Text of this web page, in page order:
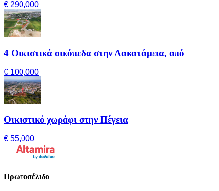
€ 290,000
4 Οικιστικά οικόπεδα στην Λακατάμεια, από
€ 100,000
Οικιστικό χωράφι στην Πέγεια
€ 55,000
Πρωτοσέλιδο